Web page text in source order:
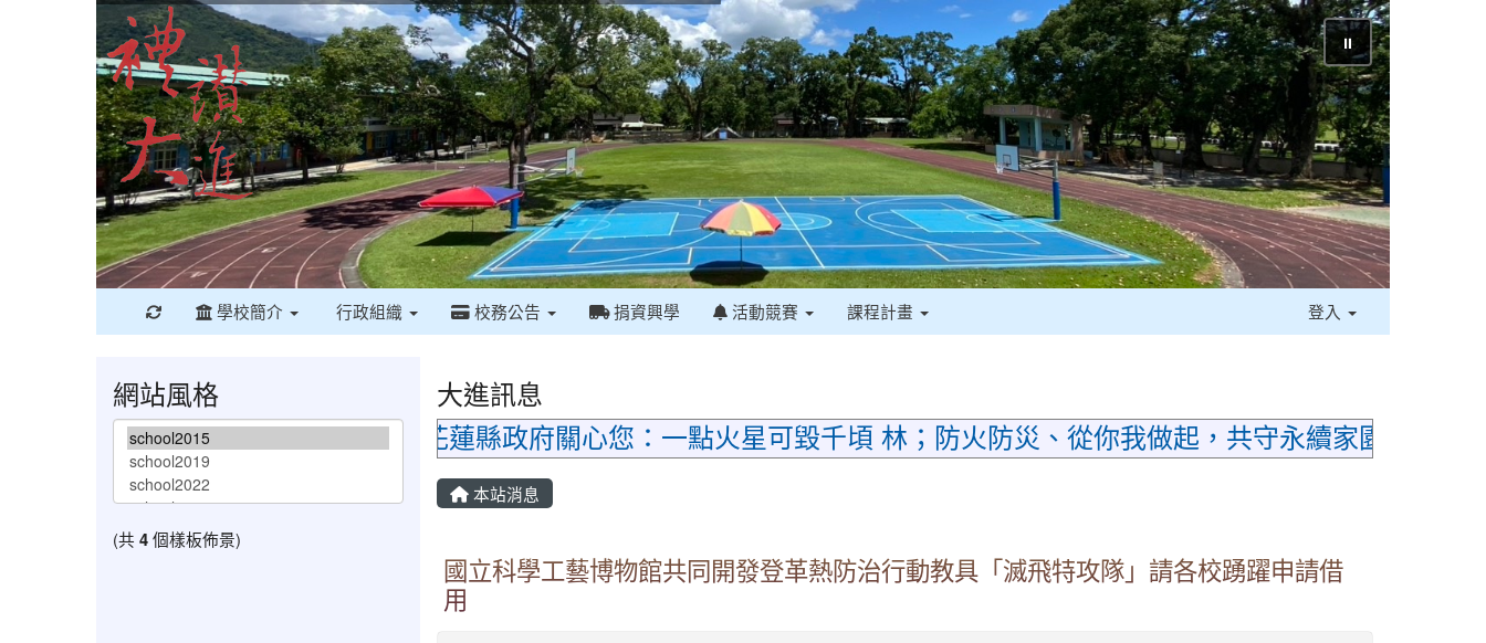
⏸
重新取得佈景設定
學校簡介 行政組織 校務公告 捐資興學 活動競賽 課程計畫 登入
大進訊息
花蓮縣政府關心您：一點火星可毀千頃 林；防火防災、從你我做起，共守永續家園
本站消息
國立科學工藝博物館共同開發登革熱防治行動教具「滅飛特攻隊」請各校踴躍申請借
用
網站風格
(共 4個樣板佈景)